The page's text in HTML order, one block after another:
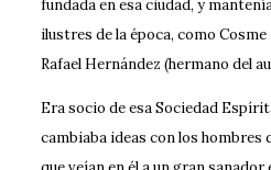
fundada en esa ciudad, y
ilustres de la época, como
Rafael Hernández (hermano del
Era socio de esa Sociedad
cambiaba ideas con los